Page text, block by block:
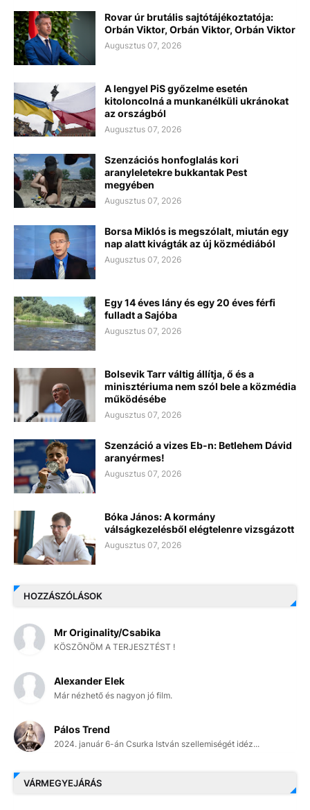
Rovar úr brutális sajtótájékoztatója:
Orbán Viktor, Orbán Viktor, Orbán Viktor
Augusztus 07, 2026
A lengyel PiS győzelme esetén
kitoloncolná a munkanélküli ukránokat
az országból
Augusztus 07, 2026
Szenzációs honfoglalás kori
aranyleletekre bukkantak Pest
megyében
Augusztus 07, 2026
Borsa Miklós is megszólalt, miután egy
nap alatt kivágták az új közmédiából
Augusztus 07, 2026
Egy 14 éves lány és egy 20 éves férfi
fulladt a Sajóba
Augusztus 07, 2026
Bolsevik Tarr váltig állítja, ő és a
minisztériuma nem szól bele a közmédia
működésébe
Augusztus 07, 2026
Szenzáció a vizes Eb-n: Betlehem Dávid
aranyérmes!
Augusztus 07, 2026
Bóka János: A kormány
válságkezelésből elégtelenre vizsgázott
Augusztus 07, 2026
HOZZÁSZÓLÁSOK
Mr Originality/Csabika
KÖSZÖNÖM A TERJESZTÉST !
Alexander Elek
Már nézhető és nagyon jó film.
Pálos Trend
2024. január 6-án Csurka István szellemiségét idéz...
VÁRMEGYEJÁRÁS